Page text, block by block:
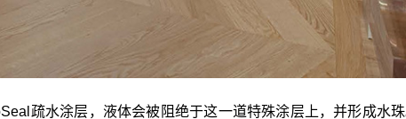
疏水涂层，液体会被阻绝于这一道特殊涂层上，并形成水